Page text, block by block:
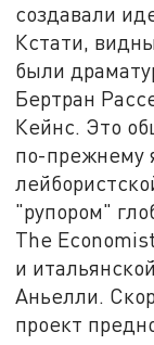
создавали
Кстати,
были
Бертран
Кейнс. Это
по-прежнему
"рупором"
The
и
Аньелли.
проект